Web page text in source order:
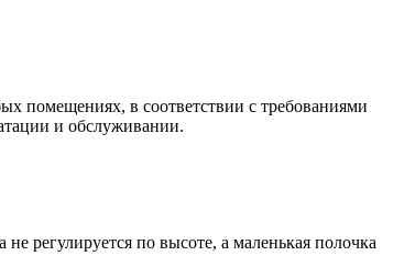
помещениях, в соответствии с требованиями
и обслуживании.
регулируется по высоте, а маленькая полочка